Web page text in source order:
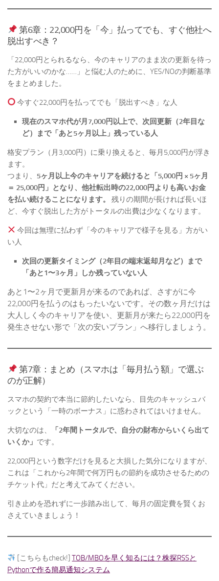
第6章：22,000円を「今」払ってでも、すぐ他社へ
脱出すべき？
「22,000円とられるなら、今のキャリアのまま次の更新を待っ
た方がいいのかな……」と悩む人のために、YES/NOの判断基準
をまとめました。
今すぐ22,000円を払ってでも「脱出すべき」な人
現在のスマホ代が月7,000円以上で、次回更新（2年目な
ど）まで「あと5ヶ月以上」残っている人
格安プラン（月3,000円）に乗り換えると、毎月5,000円が浮き
ます。
つまり、 5ヶ月以上今のキャリアを続けると「5,000円 × 5ヶ月
＝ 25,000円」となり、他社転出時の22,000円よりも高いお金
を払い続けることになります。
残りの期間が長ければ長いほ
ど、今すぐ脱出した方がトータルの出費は少なくなります。
今回は無理に払わず「今のキャリアで様子を見る」方がい
い人
次回の更新タイミング（2年目の端末返却月など）まで
「あと1〜3ヶ月」しか残っていない人
あと1〜2ヶ月で更新月が来るのであれば、さすがに今
22,000円を払うのはもったいないです。その数ヶ月だけは
大人しく今のキャリアを使い、更新月が来たら22,000円を
発生させない形で「次の安いプラン」へ移行しましょう。
第7章：まとめ（スマホは「毎月払う額」で選ぶ
のが正解）
スマホの契約で本当に節約したいなら、目先のキャッシュバ
ックという「一時のボーナス」に惑わされてはいけません。
大切なのは、
「2年間トータルで、自分の財布からいくら出て
いくか」 です。
22,000円という数字だけを見ると大損した気分になりますが、
これは「これから2年間で何万円もの節約を成功させるための
チケット代」だと考えてみてください。
引き止めを恐れずに一歩踏み出して、毎月の固定費を賢くお
さえていきましょう！
[こちらもcheck!]TOB/MBOを早く知るには？株探RSSと
Pythonで作る簡易通知システム